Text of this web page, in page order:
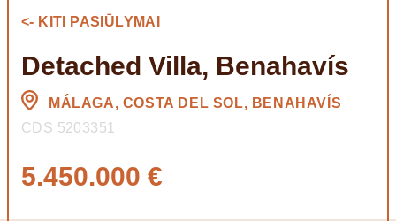
<- KITI PASIŪLYMAI
Detached Villa, Benahavís
MÁLAGA, COSTA DEL SOL, BENAHAVÍS
CDS 5203351
5.450.000 €